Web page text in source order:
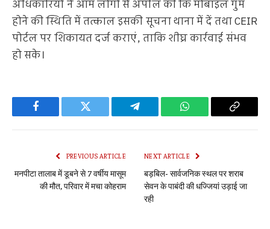
अधिकारियों ने आम लोगों से अपील की कि मोबाइल गुम
होने की स्थिति में तत्काल इसकी सूचना थाना में दें तथा CEIR
पोर्टल पर शिकायत दर्ज कराएं, ताकि शीघ्र कार्रवाई संभव
हो सके।
Facebook Twitter Telegram WhatsApp Copy
PREVIOUS ARTICLE
मनपीटा तालाब में डूबने से 7 वर्षीय मासूम
की मौत, परिवार में मचा कोहराम
NEXT ARTICLE
बड़बिल- सार्वजनिक स्थल पर शराब
सेवन के पाबंदी की धज्जियां उड़ाई जा
रही